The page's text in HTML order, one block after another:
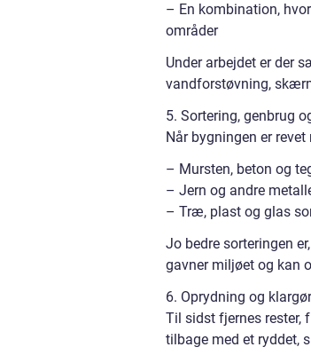
– En kombination,
områder
Under arbejdet er der
vandforstøvning,
5. Sortering, genbrug
Når bygningen er
– Mursten, beton og
– Jern og andre
– Træ, plast og glas
Jo bedre sorteringen
gavner miljøet og kan
6. Oprydning og
Til sidst fjernes rester,
tilbage med et ryddet,